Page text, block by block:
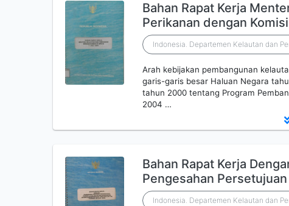
Bahan Rapat Kerja
Perikanan dengan Komisi
Indonesia. Departemen Kelautan dan
Arah kebijakan pembangunan
garis-garis besar Haluan Negara
tahun 2000 tentang Program
2004 …
Bahan Rapat Kerja
Pengesahan
Indonesia. Departemen Kelautan dan